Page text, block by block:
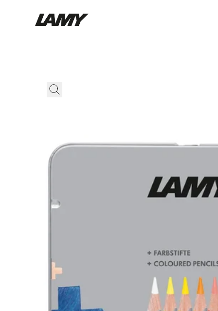
Stylo-bille
Digital Writing
Pour Android
Digital Paper
Aquarelle
Crayons de couleur
Accessoires